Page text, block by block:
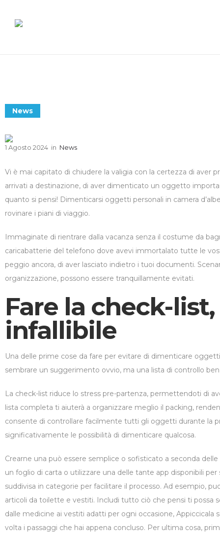
News
1 Agosto 2024 in News
Vi è mai capitato di chiudere la valigia con la certezza di aver
arrivati a destinazione, di aver dimenticato un oggetto
quanto si pensi! Dimenticarsi oggetti personali in camera
rovinare i piani di viaggio.
Immaginate di rientrare dalla vacanza senza il costume da
caricabatterie del telefono dove avevi immortalato tutte le
peggio ancora, di aver lasciato indietro i tuoi documenti.
organizzazione, possono essere tranquillamente evitati.
Fare la check-list,
infallibile
Una delle prime cose da fare per evitare di dimenticare
sembrare un suggerimento ovvio, ma una lista di controllo
La check-list riduce lo stress pre-partenza, permettendoti di
lista completa ti aiuterà a organizzare meglio il packing,
consente di controllare facilmente tutti gli oggetti durante la
significativamente le possibilità di dimenticare qualcosa.
Crearne una può essere semplice o sofisticato a seconda
un foglio di carta o utilizzare una delle tante app disponibili
suddivisa in categorie per facilitare il processo. Ad esempio,
articoli da toilette e vestiti. Includi tutto ciò che pensi ti possa
dalle medicine ai vestiti adatti per ogni occasione, Appiccicala
volta i passaggi che hai appena concluso. Per ultima cosa,